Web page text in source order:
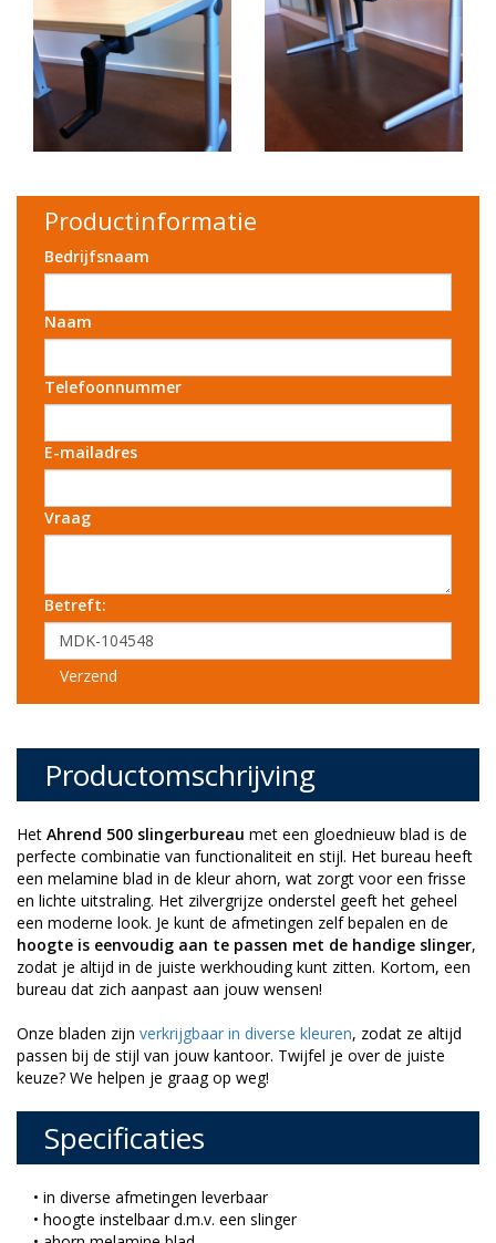
Productinformatie
Bedrijfsnaam
Naam
Telefoonnummer
E-mailadres
Vraag
Betreft:
Verzend
Productomschrijving
Het Ahrend 500 slingerbureau met een gloednieuw blad is de
perfecte combinatie van functionaliteit en stijl. Het bureau heeft
een melamine blad in de kleur ahorn, wat zorgt voor een frisse
en lichte uitstraling. Het zilvergrijze onderstel geeft het geheel
een moderne look. Je kunt de afmetingen zelf bepalen en de
hoogte is eenvoudig aan te passen met de handige slinger,
zodat je altijd in de juiste werkhouding kunt zitten. Kortom, een
bureau dat zich aanpast aan jouw wensen!
Onze bladen zijn verkrijgbaar in diverse kleuren, zodat ze altijd
passen bij de stijl van jouw kantoor. Twijfel je over de juiste
keuze? We helpen je graag op weg!
Specificaties
• in diverse afmetingen leverbaar
• hoogte instelbaar d.m.v. een slinger